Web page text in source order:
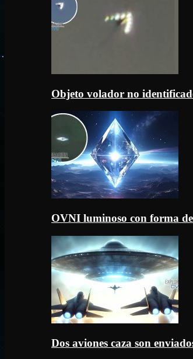
Objeto volador no
OVNI luminoso con forma
Dos aviones caza son